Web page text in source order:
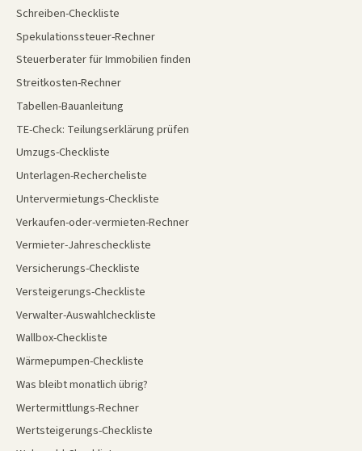
Schreiben-Checkliste
Spekulationssteuer-Rechner
Steuerberater für Immobilien finden
Streitkosten-Rechner
Tabellen-Bauanleitung
TE-Check: Teilungserklärung prüfen
Umzugs-Checkliste
Unterlagen-Rechercheliste
Untervermietungs-Checkliste
Verkaufen-oder-vermieten-Rechner
Vermieter-Jahrescheckliste
Versicherungs-Checkliste
Versteigerungs-Checkliste
Verwalter-Auswahlcheckliste
Wallbox-Checkliste
Wärmepumpen-Checkliste
Was bleibt monatlich übrig?
Wertermittlungs-Rechner
Wertsteigerungs-Checkliste